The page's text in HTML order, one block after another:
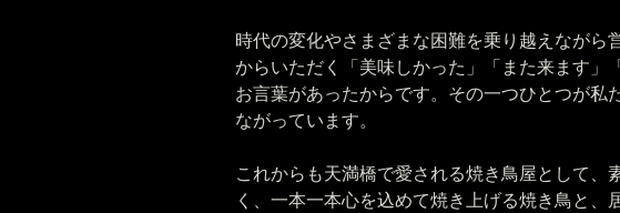
時代の変化やさまざまな困難を乗り越えながら
からいただく「美味しかった」「また来ます」
お言葉があったからです。その一つひとつが私
ながっています。
これからも天満橋で愛される焼き鳥屋として、
く、一本一本心を込めて焼き上げる焼き鳥と、